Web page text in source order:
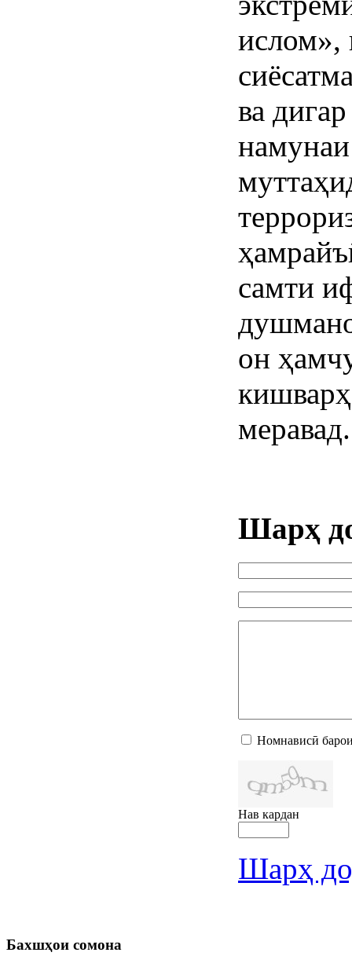
ислом»,
ва
самти
он
меравад.
Шарҳ
Номнависӣ
Нав кардан
Шарҳ
Бахшҳои сомона